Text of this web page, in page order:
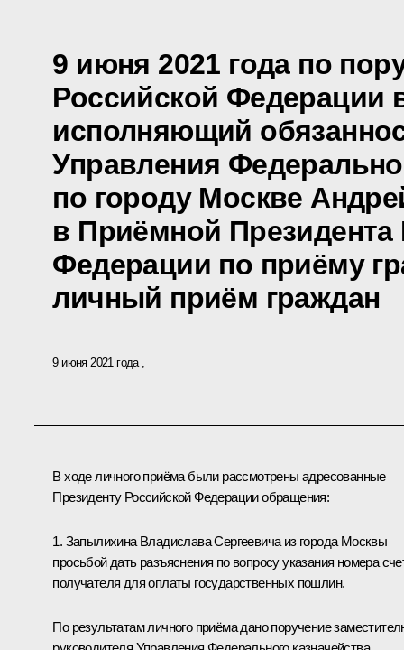
9 июня 2021 года по
Российской Федерации
исполняющий
Управления
по городу Москве
в Приёмной Президента
Федерации по приёму
личный приём граждан
9 июня 2021 года
В ходе личного приёма были рассмотрены адресованные
Президенту Российской Федерации обращения:
1. Запылихина Владислава Сергеевича из города Москвы
просьбой дать разъяснения по вопросу указания номера
получателя для оплаты государственных пошлин.
По результатам личного приёма дано поручение